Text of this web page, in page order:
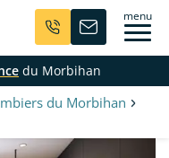
menu
du Morbihan
du Morbihan